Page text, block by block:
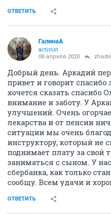
ОТВЕТИТЬ
ГалинаА
activist
08 апреля 2020
Добрый день. Аркадий
привет и говорит
хочется сказать спасибо
внимание и заботу. У
улучшений. Очень
лекарства и от пенсии
ситуации мы очень
инструктору, который не
поднимает плату за свой
заниматься с сыном. У
сбербанка, как только
сообщу. Всем удачи и
ОТВЕТИТЬ